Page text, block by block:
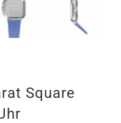
Square